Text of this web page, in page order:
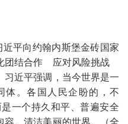
平向约翰内斯堡金砖国家
团结合作 应对风险挑战
习近平强调，当今世界是一
体。各国人民企盼的，不
是一个持久和平、普遍安全
容、清洁美丽的世界。（全